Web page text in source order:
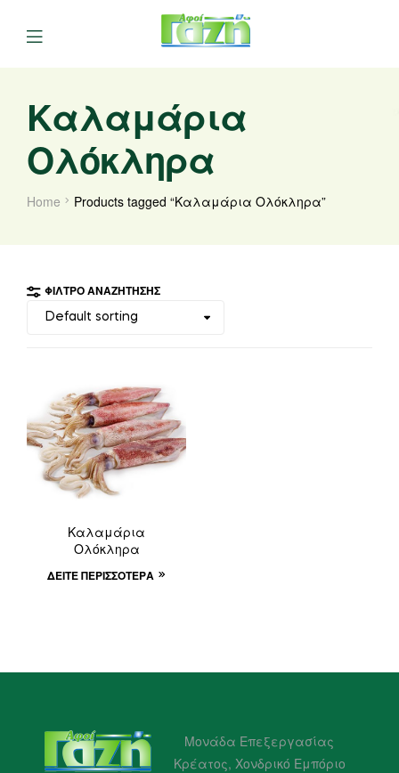
Καλαμάρια
Ολόκληρα
Home Products tagged “Καλαμάρια Ολόκληρα”
ΦΊΛΤΡΟ ΑΝΑΖΉΤΗΣΗΣ
Καλαμάρια
Ολόκληρα
ΔΕΊΤΕ ΠΕΡΙΣΣΌΤΕΡΑ
Μονάδα Επεξεργασίας
Κρέατος, Χονδρικό Εμπόριο